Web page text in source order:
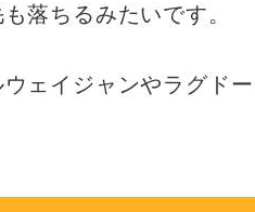
落ちるみたいです。
ェイジャンやラグドー